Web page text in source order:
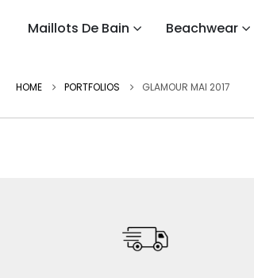
Maillots De Bain Beachwear
HOME PORTFOLIOS GLAMOUR MAI 2017